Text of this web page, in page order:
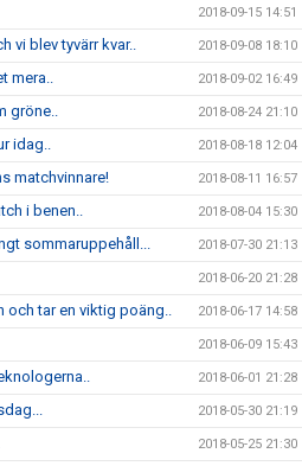
2018-09-15 14:51
vi blev tyvärr kvar.. 2018-09-08 18:10
mera.. 2018-09-02 16:49
gröne.. 2018-08-24 21:10
idag.. 2018-08-18 12:04
matchvinnare! 2018-08-11 16:57
i benen.. 2018-08-04 15:30
sommaruppehåll... 2018-07-30 21:13
2018-06-20 21:28
och tar en viktig poäng.. 2018-06-17 14:58
2018-06-09 15:43
2018-06-01 21:28
2018-05-30 21:19
2018-05-25 21:30